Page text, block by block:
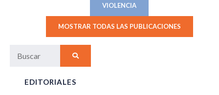
VIOLENCIA
MOSTRAR TODAS LAS PUBLICACIONES
EDITORIALES